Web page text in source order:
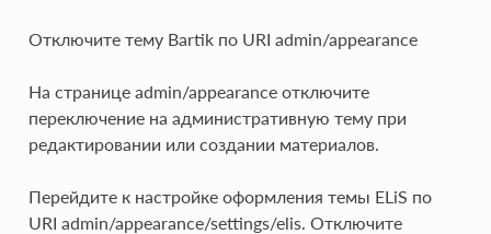
Отключите тему Bartik по URI admin/appearance
На странице admin/appearance отключите
переключение на административную тему при
редактировании или создании материалов.
Перейдите к настройке оформления темы ELiS по
URI admin/appearance/settings/elis. Отключите